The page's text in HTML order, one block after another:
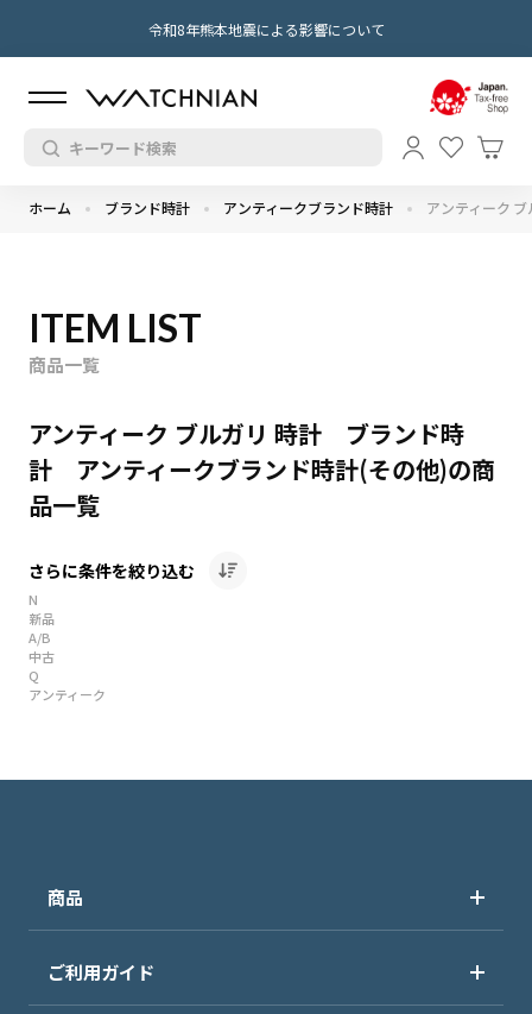
令和8年熊本地震による影響について
ホーム ブランド時計 アンティークブランド時計 アンティーク
ITEM LIST
商品一覧
アンティーク ブルガリ 時計 ブランド時
計 アンティークブランド時計(その他)の商
品一覧
さらに条件を絞り込む
N
新品
A/B
中古
Q
アンティーク
商品
ご利用ガイド